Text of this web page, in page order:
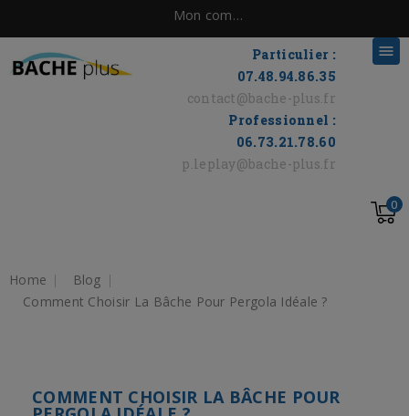
Mon compte
Particulier :
07.48.94.86.35
contact@bache-plus.fr
Professionnel :
06.73.21.78.60
p.leplay@bache-plus.fr

0
Home
Blog
Comment Choisir La Bâche Pour Pergola Idéale ?
COMMENT CHOISIR LA BÂCHE POUR